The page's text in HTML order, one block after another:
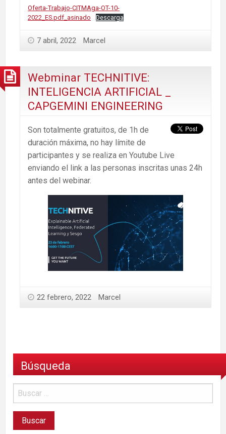
Oferta-Trabajo-CITMAga-OT-10-
2022_ES.pdf_asinado
Descarga
7 abril, 2022 Marcel
Webminar TECHNITIVE:
INTELIGENCIA ARTIFICIAL _
CAPGEMINI ENGINEERING
Son totalmente gratuitos, de 1h de
duración máxima, no hay límite de
participantes y se realiza en Youtube Live
enviando el link a las personas inscritas unas 24h
antes del webinar.
22 febrero, 2022 Marcel
Búsqueda